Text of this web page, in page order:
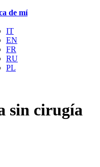
de mí
IT
EN
FR
RU
PL
sin cirugía